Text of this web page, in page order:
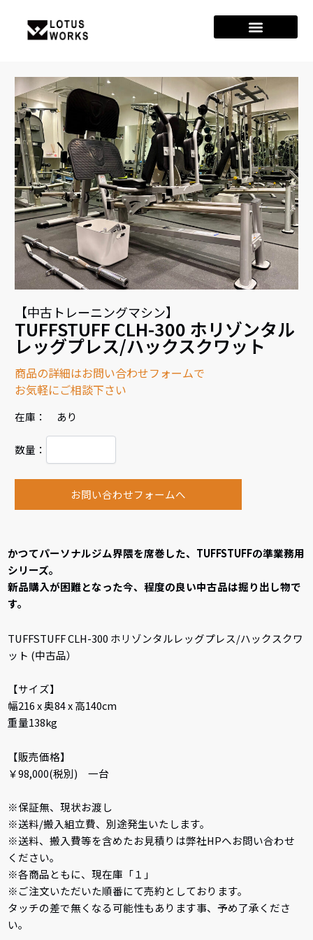
【中古トレーニングマシン】
TUFFSTUFF CLH-300 ホリゾンタル
レッグプレス/ハックスクワット
商品の詳細はお問い合わせフォームで
お気軽にご相談下さい
在庫： あり
数量：
お問い合わせフォームへ
かつてパーソナルジム界隈を席巻した、TUFFSTUFFの準業務用
シリーズ。
新品購入が困難となった今、程度の良い中古品は掘り出し物で
す。
TUFFSTUFF CLH-300 ホリゾンタルレッグプレス/ハックスクワ
ット (中古品）
【サイズ】
幅216 x 奥84 x 高140cm
重量138kg
【販売価格】
￥98,000(税別) 一台
※保証無、現状お渡し
※送料/搬入組立費、別途発生いたします。
※送料、搬入費等を含めたお見積りは弊社HPへお問い合わせ
ください。
※各商品ともに、現在庫「１」
※ご注文いただいた順番にて売約としております。
タッチの差で無くなる可能性もあります事、予め了承くださ
い。